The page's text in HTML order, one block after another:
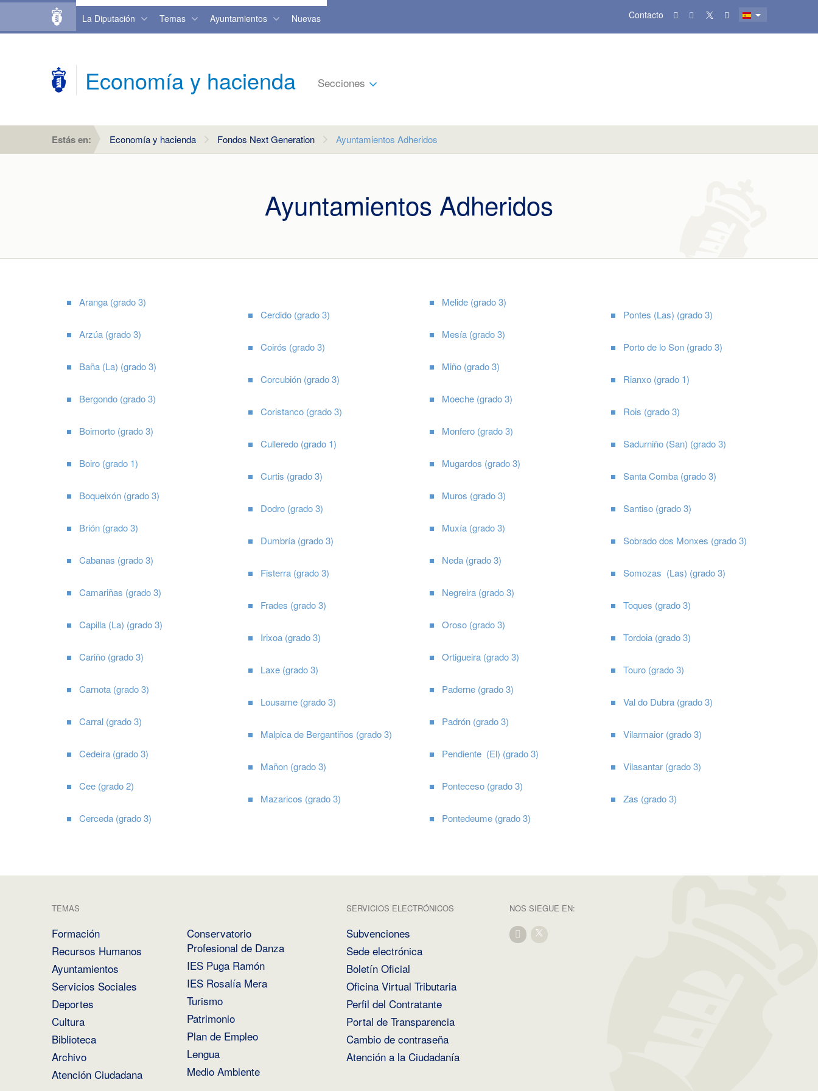
Contacto
La Diputación Temas Ayuntamientos Nuevas
Economía y hacienda Secciones
Estás en: Economía y hacienda Fondos Next Generation Ayuntamientos Adheridos
Ayuntamientos Adheridos
Aranga (grado 3)
Arzúa (grado 3)
Baña (La) (grado 3)
Bergondo (grado 3)
Boimorto (grado 3)
Boiro (grado 1)
Boqueixón (grado 3)
Brión (grado 3)
Cabanas (grado 3)
Camariñas (grado 3)
Capilla (La) (grado 3)
Cariño (grado 3)
Carnota (grado 3)
Carral (grado 3)
Cedeira (grado 3)
Cee (grado 2)
Cerceda (grado 3)
Cerdido (grado 3)
Coirós (grado 3)
Corcubión (grado 3)
Coristanco (grado 3)
Culleredo (grado 1)
Curtis (grado 3)
Dodro (grado 3)
Dumbría (grado 3)
Fisterra (grado 3)
Frades (grado 3)
Irixoa (grado 3)
Laxe (grado 3)
Lousame (grado 3)
Malpica de Bergantiños (grado 3)
Mañon (grado 3)
Mazaricos (grado 3)
Melide (grado 3)
Mesía (grado 3)
Miño (grado 3)
Moeche (grado 3)
Monfero (grado 3)
Mugardos (grado 3)
Muros (grado 3)
Muxía (grado 3)
Neda (grado 3)
Negreira (grado 3)
Oroso (grado 3)
Ortigueira (grado 3)
Paderne (grado 3)
Padrón (grado 3)
Pendiente (El) (grado 3)
Ponteceso (grado 3)
Pontedeume (grado 3)
Pontes (Las) (grado 3)
Porto de lo Son (grado 3)
Rianxo (grado 1)
Rois (grado 3)
Sadurniño (San) (grado 3)
Santa Comba (grado 3)
Santiso (grado 3)
Sobrado dos Monxes (grado 3)
Somozas (Las) (grado 3)
Toques (grado 3)
Tordoia (grado 3)
Touro (grado 3)
Val do Dubra (grado 3)
Vilarmaior (grado 3)
Vilasantar (grado 3)
Zas (grado 3)
TEMAS
Formación
Recursos Humanos
Ayuntamientos
Servicios Sociales
Deportes
Cultura
Biblioteca
Archivo
Atención Ciudadana
Conservatorio
Profesional de Danza
IES Puga Ramón
IES Rosalía Mera
Turismo
Patrimonio
Plan de Empleo
Lengua
Medio Ambiente
SERVICIOS ELECTRÓNICOS
Subvenciones
Sede electrónica
Boletín Oficial
Oficina Virtual Tributaria
Perfil del Contratante
Portal de Transparencia
Cambio de contraseña
Atención a la Ciudadanía
NOS SIEGUE EN: